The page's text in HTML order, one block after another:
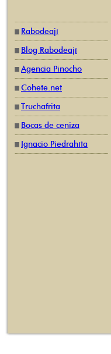
Rabodeají
Blog Rabodeají
Agencia Pinocho
Cohete.net
Truchafrita
Bocas de ceniza
Ignacio Piedrahíta